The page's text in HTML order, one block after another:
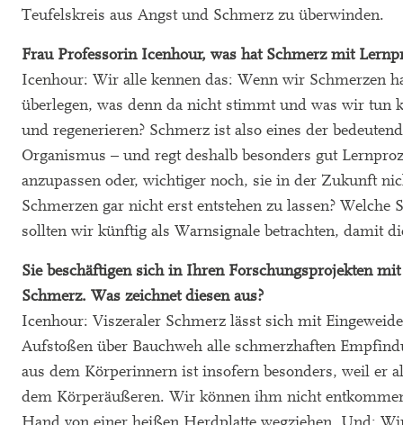
Teufelskreis aus Angst und Schmerz zu überwinden.
Frau Professorin Icenhour, was hat Schmerz mit
Icenhour: Wir alle kennen das: Wenn wir Schmerzen
überlegen, was denn da nicht stimmt und was wir tun
und regenerieren? Schmerz ist also eines der
Organismus – und regt deshalb besonders gut
anzupassen oder, wichtiger noch, sie in der Zukunft
Schmerzen gar nicht erst entstehen zu lassen?
sollten wir künftig als Warnsignale betrachten, damit
Sie beschäftigen sich in Ihren Forschungsprojekten
Schmerz. Was zeichnet diesen aus?
Icenhour: Viszeraler Schmerz lässt sich mit
Aufstoßen über Bauchweh alle schmerzhaften
aus dem Körperinnern ist insofern besonders, weil er
dem Körperäußeren. Wir können ihm nicht